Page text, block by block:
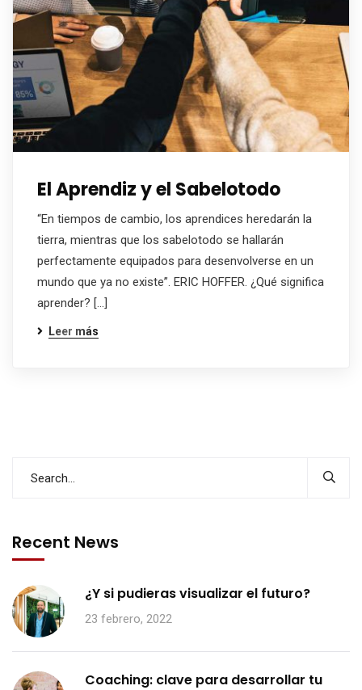
El Aprendiz y el Sabelotodo
“En tiempos de cambio, los aprendices heredarán la
tierra, mientras que los sabelotodo se hallarán
perfectamente equipados para desenvolverse en un
mundo que ya no existe”. ERIC HOFFER. ¿Qué significa
aprender? […]
Leer más
Recent News
¿Y si pudieras visualizar el futuro?
23 febrero, 2022
Coaching: clave para desarrollar tu